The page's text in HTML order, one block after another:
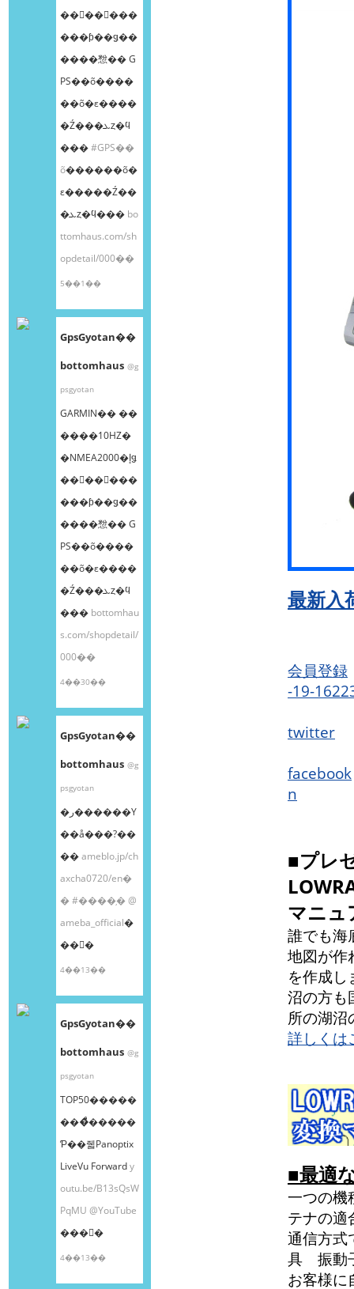
��󥰥��󥵡���
���ƥ��ǥ��
����㥹�� G
PS��õ����
��õ�ε����
�Ź���ܥȥ�ϥ
���#GPS��
õ������õ�
ε�����Ź��
�ܥȥ�ϥ��� bo
ttomhaus.com/sh
opdetail/000��
5��1��
GpsGyotan��
bottomhaus @g
psgyotan
GARMIN�� ��
����10HZ�
�NMEA2000�إǥ
��󥰥��󥵡���
���ƥ��ǥ��
����㥹�� G
PS��õ����
��õ�ε����
�Ź���ܥȥ�ϥ
��� bottomhau
s.com/shopdetail/
000��
4��30��
GpsGyotan��
bottomhaus @g
psgyotan
�ر������Υ
��å���?��
��ameblo.jp/ch
axcha0720/en�
�#����֥�@
ameba_official�
��󤫤�
4��13��
GpsGyotan��
bottomhaus @g
psgyotan
TOP50�����
���ͤ�����
Ƥ��줿Panoptix
LiveVu Forwardy
outu.be/B13sQsW
PqMU @YouTube
���󤫤�
4��13��
最新入
会員登録
-19-
twitter
facebook
n
■プレ
マニュ
誰でも海
地図が作
を作成し
沼の方も
所の湖沼
詳しくは
■最適
一つの
テナの適
通信方
具 振動
お客様に